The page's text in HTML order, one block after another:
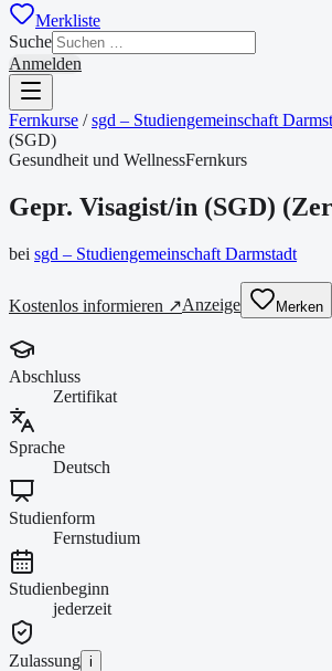
Merkliste
Suche
Anmelden
Fernkurse / sgd – Studiengemeinschaft
(SGD)
Gesundheit und WellnessFernkurs
Gepr. Visagist/in (SGD) (
bei sgd – Studiengemeinschaft Darmstadt
Kostenlos informieren ↗Anzeige Merken
Abschluss
Zertifikat
Sprache
Deutsch
Studienform
Fernstudium
Studienbeginn
jederzeit
Zulassung i